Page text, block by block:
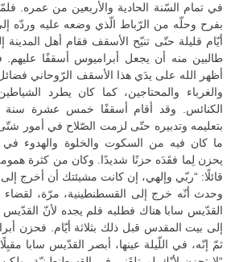
في تمام السّنة الحادية والأربعين من عمره.
بفرح وحلّه من الرّباط الّذي وضعه عليه وردّه
أيّام قليلة حتّى تنيّح الأسقف فقام أهل المدينة
طالبين منه أن يجعل أبراميوس أسقفًا عليهم.
أظهر الله على يدَي هذا الأسقف الرّوحاني فضائل
والغرباء والمحتاجين، كما كان يطرد
الكنائس. وقد أقام أسقفًا خمس عشرة سنة
بتعليمه وتدبيره حتّى لزمت الصّلاح في أمور شتّى.
ما كان فيه من السكوت والخلوة والهدوء في
يحزن لِما فقَدَه حزنًا شديدًا. وكان من كثرة
قائلًا: “ربّي وإلهي، إن كانت مشيئتك أن أخرج
وحدث أنّه خرج إلى القسطنطينية، مرّة، لقضاء
القدّيس سابا هناك فطلبه فلم يجده لأنّ القدّيس
إلى بيت المقدس قبل ذلك بثلاثة أيّام. فحزن
ثمّ إنّه، في اللّيلة عينها، أبصر القدّيس سابا